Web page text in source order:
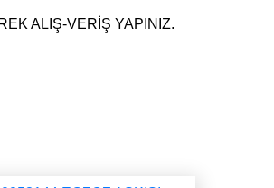
ALIŞ-VERİŞ YAPINIZ.